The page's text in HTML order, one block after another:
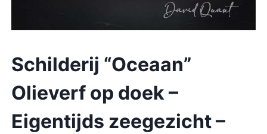
Schilderij “Oceaan”
Olieverf op doek –
Eigentijds zeegezicht –